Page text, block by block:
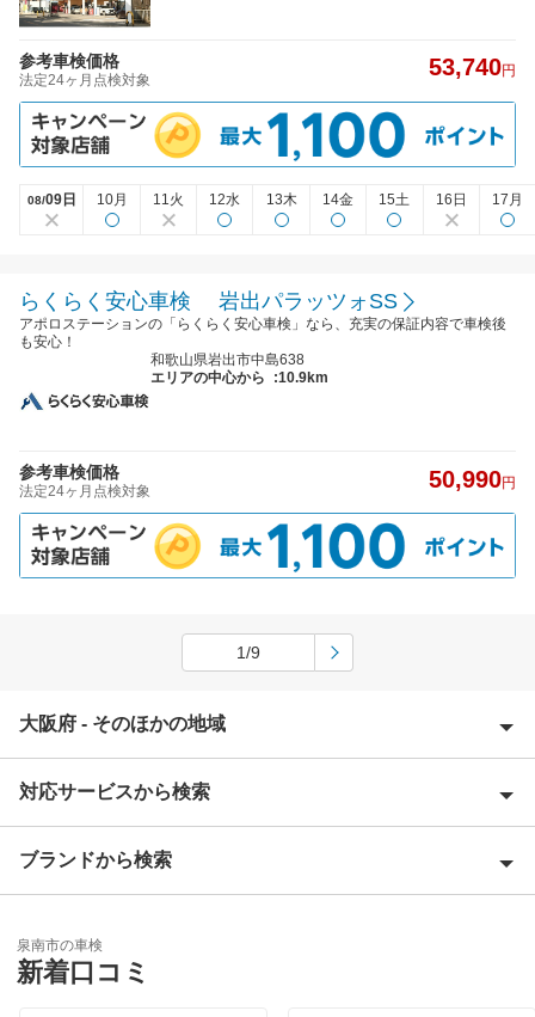
参考車検価格
法定24ヶ月点検対象 53,740円
08/09日 10月 11火 12水 13木 14金 15土 16日 17月
らくらく安心車検 岩出パラッツォSS
アポロステーションの「らくらく安心車検」なら、充実の保証内容で車検後
も安心！
和歌山県岩出市中島638
エリアの中心から
:10.9km
参考車検価格
法定24ヶ月点検対象 50,990円
1/9
大阪府 - そのほかの地域
池田市
泉佐野市
和泉市
茨木市
対応サービスから検索
Award 受賞店
特典あり
ブランドから検索
「車検の速太郎」
泉南市の車検
新着口コミ